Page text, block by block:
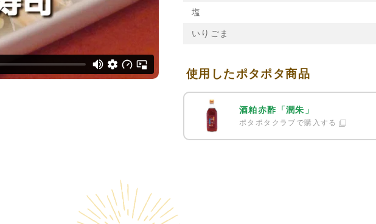
塩
いりごま
使用したポタポタ商品
酒粕赤酢「潤朱」
ポタポタクラブで購入する